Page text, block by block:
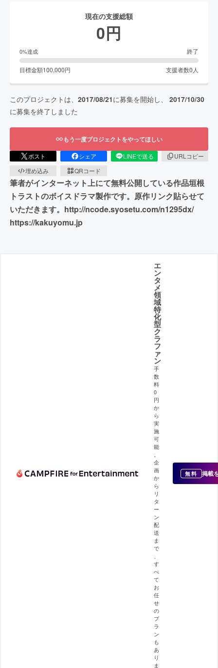
現在の支援総額
0円
0%達成 終了
目標金額100,000円 支援者数0 人
このプロジェクトは、 2017/08/21に募集を開始し、 2017/10/30
に募集を終了しました
もう一度プロジェクトをやってほしい
ポスト シェア LINEで送る
URLコピー
埋め込み
QRコード
筆者がインターネット上にて無料公開している作品垣根
トラストのボイスドラマ製作です。原作リンク貼らせて
いただきます。http://ncode.syosetu.com/n1295dx/
https://kakuyomu.jp
エ
ン
タ
メ
領
域
特
化
型
ク
ラ
フ
ァ
ン
手
数
料
0
円
か
ら
実
施
可
能
企
画
か
ら
リ
タ
ー
ン
配
送
ま
で
す
べ
て
お
任
せ
の
プ
ラ
ン
も
あ
り
ま
無料 掲載